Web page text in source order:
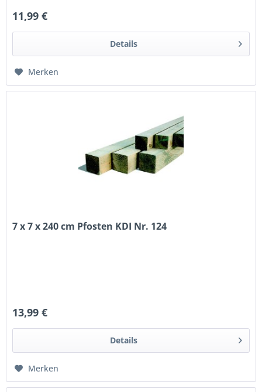
11,99 €
Details
Merken
7 x 7 x 240 cm Pfosten KDI Nr. 124
13,99 €
Details
Merken